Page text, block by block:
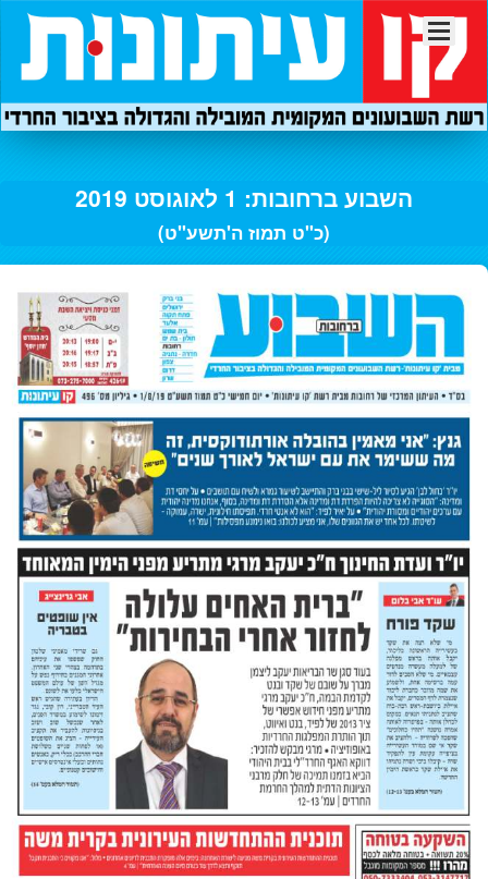
השבוע ברחובות: 1 לאוגוסט 2019
(כ"ט תמוז ה'תשע"ט)